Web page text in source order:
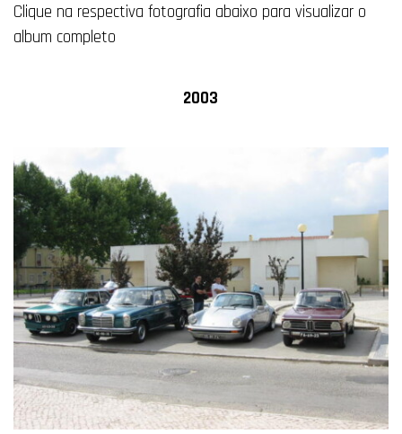
Clique na respectiva fotografia abaixo para visualizar o
album completo
2003